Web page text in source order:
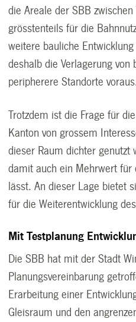
die Areale der SBB
grösstenteils für die
weitere bauliche
deshalb die Verlagerung von
peripherere Standorte
Trotzdem ist die Frage für
Kanton von grossem
dieser Raum dichter genutzt
damit auch ein Mehrwert für
lässt. An dieser Lage bietet
für die Weiterentwicklung
Mit Testplanung
Die SBB hat mit der Stadt
Planungsvereinbarung
Erarbeitung einer
Gleisraum und den